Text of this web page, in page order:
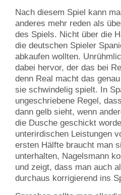
Nach diesem Spiel kann
anderes mehr reden als
des Spiels. Nicht über die
die deutschen Spieler
abkaufen wollten.
dabei hervor, der das bei
denn Real macht das
sie schwindelig spielt. In
ungeschriebene Regel,
dann gelb sieht, wenn
die Dusche geschickt
unterirdischen Leistungen
ersten Hälfte braucht man
unterhalten, Nagelsmann
und zeigt, dass man auch
durchaus korrigierend ins